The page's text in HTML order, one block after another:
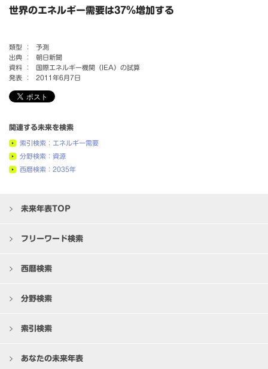
世界のエネルギー需要は37％増加する
類型 ：
予測
出典 ：
朝日新聞
資料 ：
国際エネルギー機関（IEA）の試算
発表 ：
2011年6月7日
関連する未来を検索
索引検索：エネルギー需要
分野検索：資源
西暦検索：2035年
未来年表TOP
フリーワード検索
西暦検索
分野検索
索引検索
あなたの未来年表